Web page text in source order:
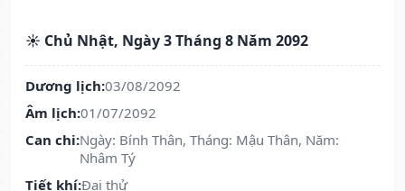
☀️ Chủ Nhật, Ngày 3 Tháng 8 Năm 2092
Dương lịch:03/08/2092
Âm lịch:01/07/2092
Can chi:Ngày: Bính Thân, Tháng: Mậu Thân, Năm:
Nhâm Tý
Tiết khí:Đại thử